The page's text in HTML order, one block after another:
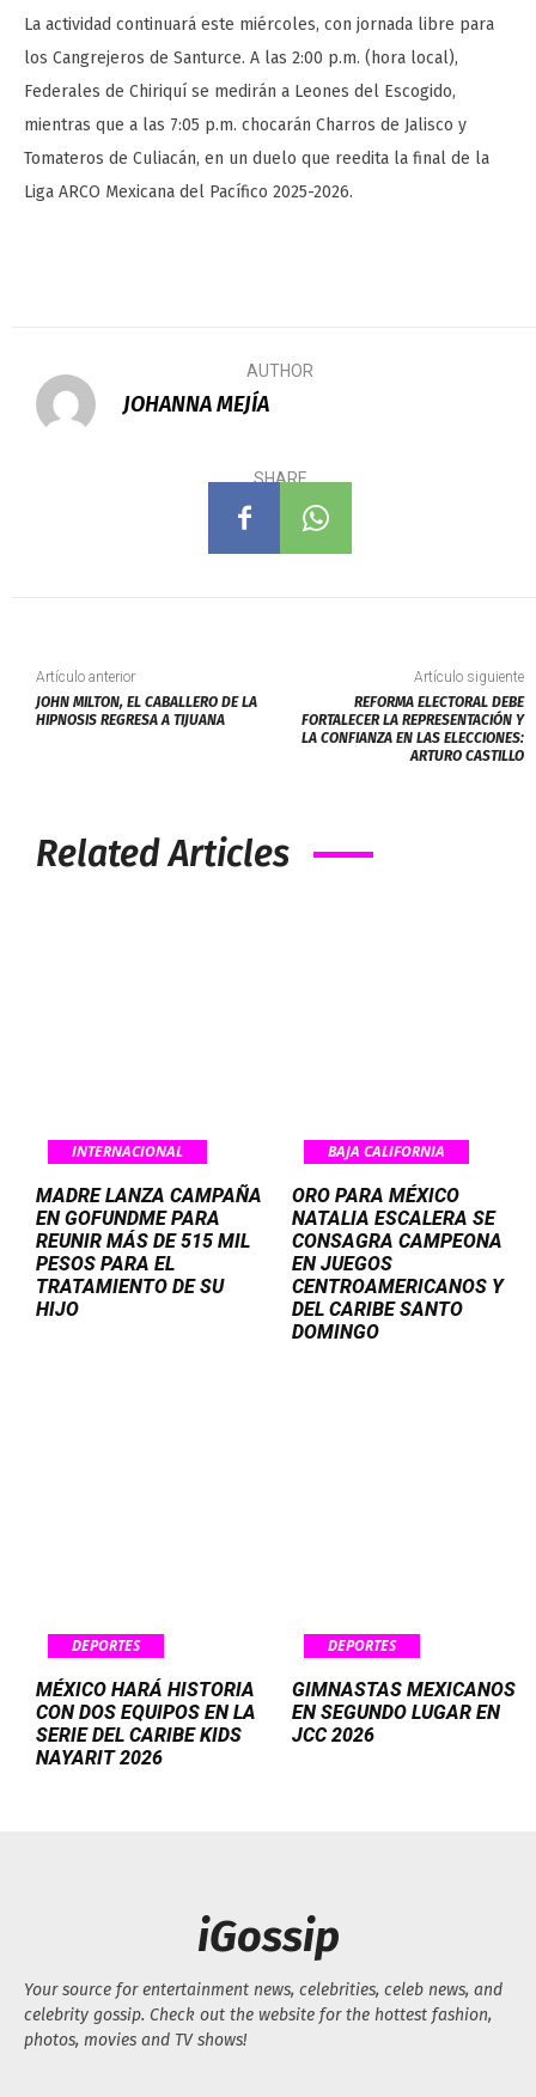
La actividad continuará este miércoles, con jornada libre para
los Cangrejeros de Santurce. A las 2:00 p.m. (hora local),
Federales de Chiriquí se medirán a Leones del Escogido,
mientras que a las 7:05 p.m. chocarán Charros de Jalisco y
Tomateros de Culiacán, en un duelo que reedita la final de la
Liga ARCO Mexicana del Pacífico 2025-2026.
AUTHOR
JOHANNA MEJÍA
SHARE
Artículo anterior
JOHN MILTON, EL CABALLERO DE LA
HIPNOSIS REGRESA A TIJUANA
Artículo siguiente
REFORMA ELECTORAL DEBE
FORTALECER LA REPRESENTACIÓN Y
LA CONFIANZA EN LAS ELECCIONES:
ARTURO CASTILLO
Related Articles
INTERNACIONAL
MADRE LANZA CAMPAÑA
EN GOFUNDME PARA
REUNIR MÁS DE 515 MIL
PESOS PARA EL
TRATAMIENTO DE SU
HIJO
BAJA CALIFORNIA
ORO PARA MÉXICO
NATALIA ESCALERA SE
CONSAGRA CAMPEONA
EN JUEGOS
CENTROAMERICANOS Y
DEL CARIBE SANTO
DOMINGO
DEPORTES
MÉXICO HARÁ HISTORIA
CON DOS EQUIPOS EN LA
SERIE DEL CARIBE KIDS
NAYARIT 2026
DEPORTES
GIMNASTAS MEXICANOS
EN SEGUNDO LUGAR EN
JCC 2026
iGossip
Your source for entertainment news, celebrities, celeb news, and
celebrity gossip. Check out the website for the hottest fashion,
photos, movies and TV shows!